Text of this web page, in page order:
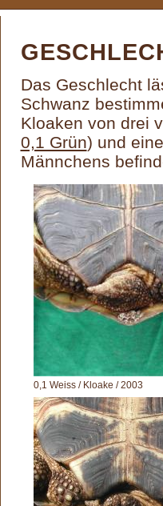
Das Geschlecht
Schwanz
Kloaken von drei
0,1 Grün) und
Männchens
0,1 Weiss / Kloake / 2003